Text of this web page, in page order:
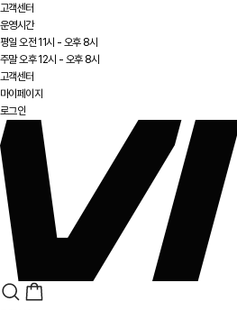
고객센터
운영시간
평일 오전 11시 - 오후 8시
주말 오후 12시 - 오후 8시
고객센터
마이페이지
로그인